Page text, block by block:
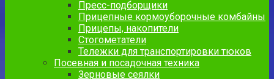
Пресс-подборщики
Прицепные кормоуборочные комбайны
Прицепы, накопители
Стогометатели
Тележки для транспортировки тюков
Посевная и посадочная техника
Зерновые сеялки